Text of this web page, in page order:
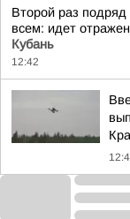
Второй раз
всем: идет
Кубань
12:42